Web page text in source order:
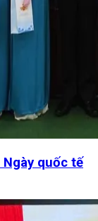
quốc tế